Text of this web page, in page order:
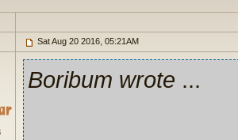
Sat Aug 20 2016, 05:21AM
Boribum wrote ...